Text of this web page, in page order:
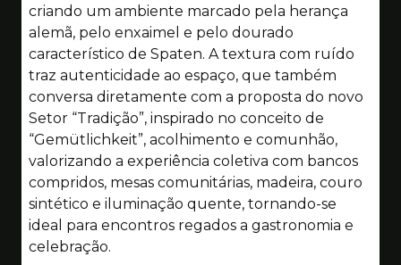
criando um ambiente marcado pela herança
alemã, pelo enxaimel e pelo dourado
característico de Spaten. A textura com ruído
traz autenticidade ao espaço, que também
conversa diretamente com a proposta do novo
Setor “Tradição”, inspirado no conceito de
“Gemütlichkeit”, acolhimento e comunhão,
valorizando a experiência coletiva com bancos
compridos, mesas comunitárias, madeira, couro
sintético e iluminação quente, tornando-se
ideal para encontros regados a gastronomia e
celebração.